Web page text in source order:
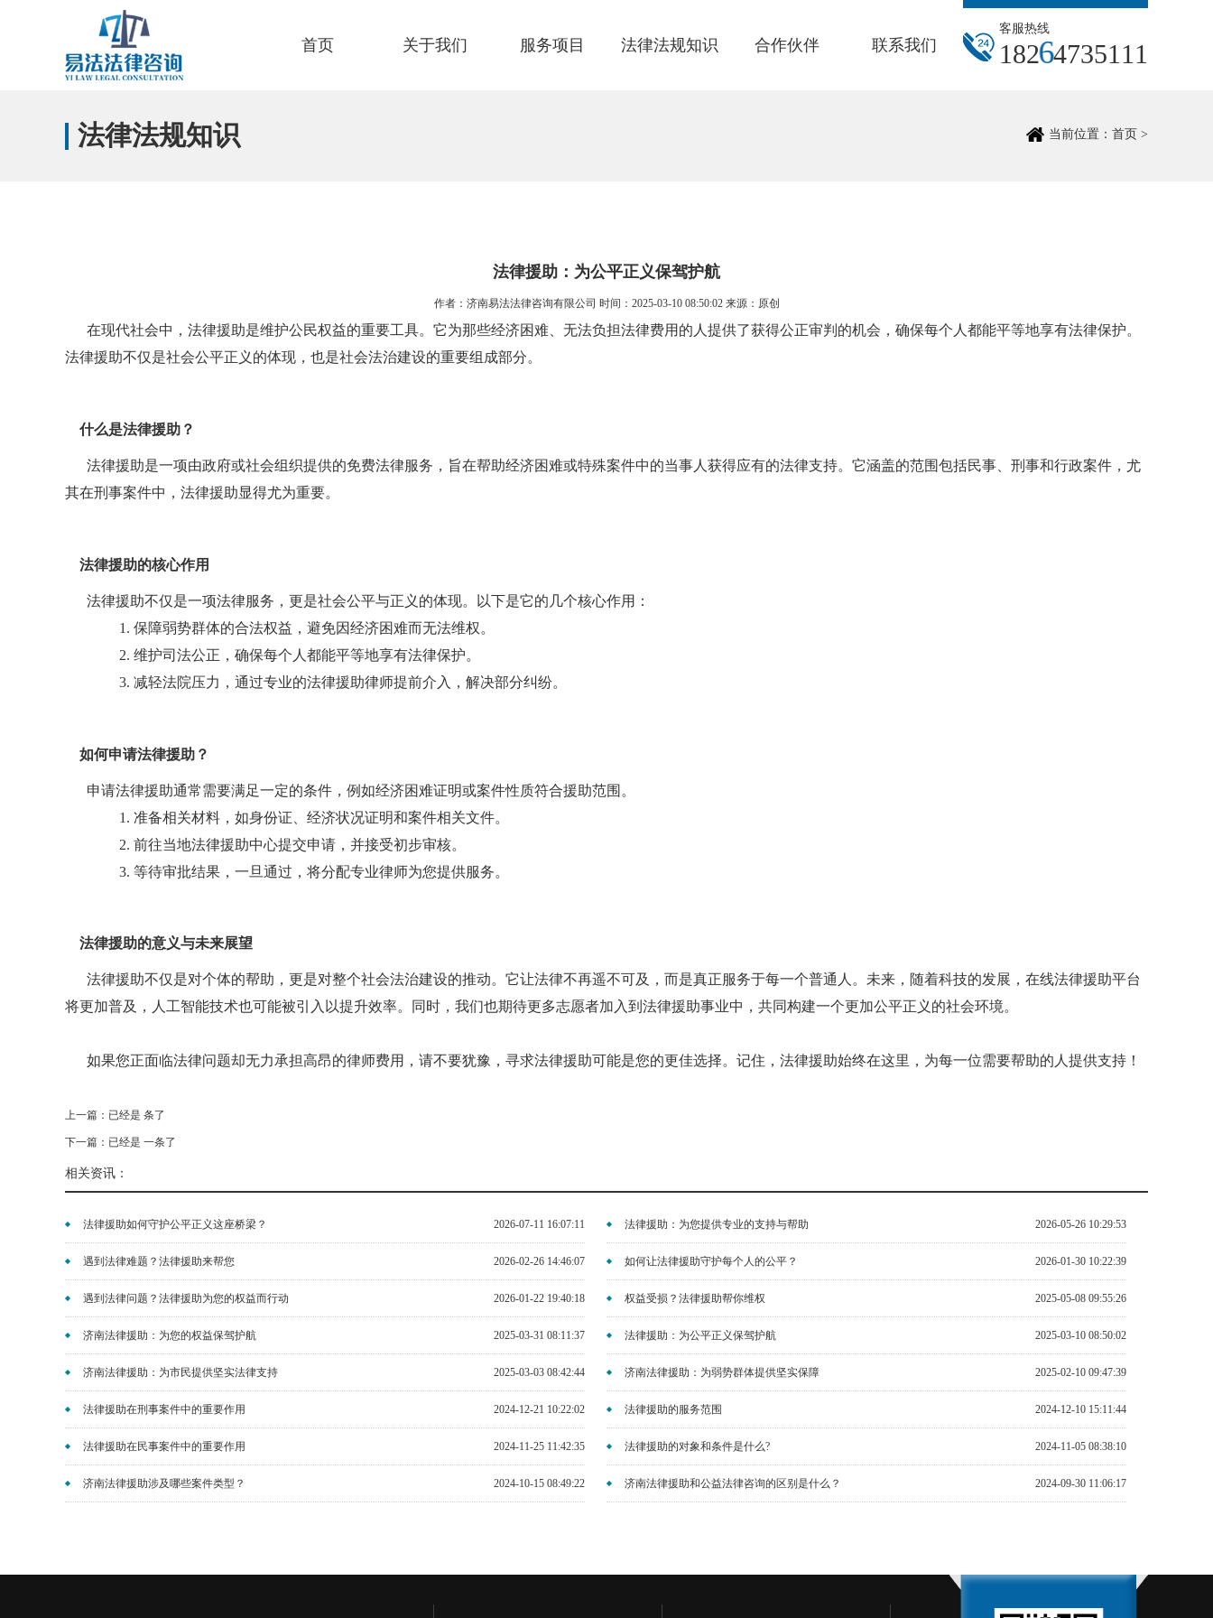
客服热线
182647351 1 1
首页 关于我们 服务项目 法律法规知识 合作伙伴 联系我们
法律法规知识 当前位置： 首页 >
法律援助：为公平正义保驾护航
作者：济南易法法律咨询有限公司 时间：2025-03-10 08:50:02 来源：原创
在现代社会中，法律援助是维护公民权益的重要工具。它为那些经济困难、无法负担法律费用的人提供了获得公正审判的机会，确保每个人都能平等地享有法律保护。
法律援助不仅是社会公平正义的体现，也是社会法治建设的重要组成部分。
什么是法律援助？
法律援助是一项由政府或社会组织提供的免费法律服务，旨在帮助经济困难或特殊案件中的当事人获得应有的法律支持。 它涵盖的范围包括民事、刑事和行政案件，尤
其在刑事案件中，法律援助显得尤为重要。
法律援助的核心作用
法律援助不仅是一项法律服务，更是社会公平与正义的体现。以下是它的几个核心作用：
1. 保障弱势群体的合法权益，避免因经济困难而无法维权。
2. 维护司法公正，确保每个人都能平等地享有法律保护。
3. 减轻法院压力，通过专业的法律援助律师提前介入，解决部分纠纷。
如何申请法律援助？
申请法律援助通常需要满足一定的条件，例如经济困难证明或案件性质符合援助范围。
1. 准备相关材料，如身份证、经济状况证明和案件相关文件。
2. 前往当地法律援助中心提交申请，并接受初步审核。
3. 等待审批结果，一旦通过，将分配专业律师为您提供服务。
法律援助的意义与未来展望
法律援助不仅是对个体的帮助，更是对整个社会法治建设的推动。它让法律不再遥不可及，而是真正服务于每一个普通人。 未来，随着科技的发展，在线法律援助平台
将更加普及，人工智能技术也可能被引入以提升效率。同时，我们也期待更多志愿者加入到法律援助事业中，共同构建一个更加公平正义的社会环境。
如果您正面临法律问题却无力承担高昂的律师费用，请不要犹豫，寻求法律援助可能是您的更佳选择。记住，法律援助始终在这里，为每一位需要帮助的人提供支持！
上一篇：已经是 条了
下一篇：已经是 一条了
相关资讯：
2026-07-11 16:07:11
法律援助如何守护公平正义这座桥梁？ 2026-05-26 10:29:53
法律援助：为您提供专业的支持与帮助
2026-02-26 14:46:07
遇到法律难题？法律援助来帮您 2026-01-30 10:22:39
如何让法律援助守护每个人的公平？
2026-01-22 19:40:18
遇到法律问题？法律援助为您的权益而行动 2025-05-08 09:55:26
权益受损？法律援助帮你维权
2025-03-31 08:11:37
济南法律援助：为您的权益保驾护航 2025-03-10 08:50:02
法律援助：为公平正义保驾护航
2025-03-03 08:42:44
济南法律援助：为市民提供坚实法律支持 2025-02-10 09:47:39
济南法律援助：为弱势群体提供坚实保障
2024-12-21 10:22:02
法律援助在刑事案件中的重要作用 2024-12-10 15:11:44
法律援助的服务范围
2024-11-25 11:42:35
法律援助在民事案件中的重要作用 2024-11-05 08:38:10
法律援助的对象和条件是什么?
2024-10-15 08:49:22
济南法律援助涉及哪些案件类型？ 2024-09-30 11:06:17
济南法律援助和公益法律咨询的区别是什么？